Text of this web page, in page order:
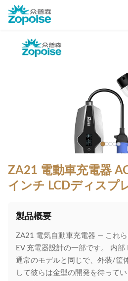
ZA21 電動車充電器
インチ LCDディスプ
製品概要
ZA21 電気自動車充電器 — これ
EV 充電器設計の一部です。 内部
通常のモデルと同じで、外装/筐
して彼らは金型の開発を待って